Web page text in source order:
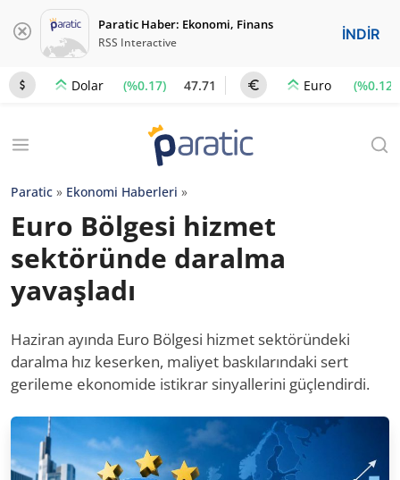
Paratic Haber: Ekonomi, Finans
RSS Interactive İNDİR
Dolar (%0.17) 47.71 Euro (%0.12)
Paratic » Ekonomi Haberleri »
Euro Bölgesi hizmet
sektöründe daralma
yavaşladı
Haziran ayında Euro Bölgesi hizmet sektöründeki
daralma hız keserken, maliyet baskılarındaki sert
gerileme ekonomide istikrar sinyallerini güçlendirdi.